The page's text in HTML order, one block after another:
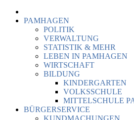
PAMHAGEN
POLITIK
VERWALTUNG
STATISTIK & MEHR
LEBEN IN PAMHAGEN
WIRTSCHAFT
BILDUNG
KINDERGARTEN
VOLKSSCHULE
MITTELSCHULE
BÜRGERSERVICE
KUNDMACHUNGEN